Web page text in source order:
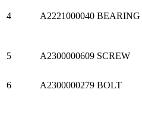
4 A2221000040 BEARING
5 A2300000609 SCREW
6 A2300000279 BOLT